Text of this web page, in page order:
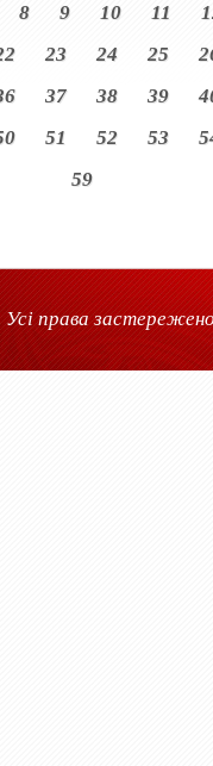
8 9 10 11
23 24 25
37 38 39
51 52 53
59
права